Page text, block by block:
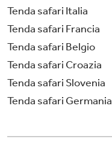
Tenda safari Italia
Tenda safari Francia
Tenda safari Belgio
Tenda safari Croazia
Tenda safari Slovenia
Tenda safari Germania